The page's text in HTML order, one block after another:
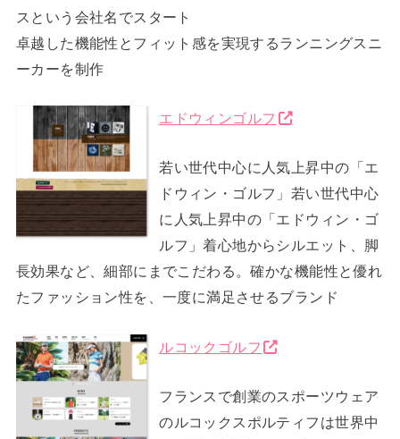
スという会社名でスタート
卓越した機能性とフィット感を実現するランニングスニ
ーカーを制作
エドウィンゴルフ
若い世代中心に人気上昇中の「エ
ドウィン・ゴルフ」若い世代中心
に人気上昇中の「エドウィン・ゴ
ルフ」着心地からシルエット、脚
長効果など、細部にまでこだわる。確かな機能性と優れ
たファッション性を、一度に満足させるブランド
ルコックゴルフ
フランスで創業のスポーツウェア
のルコックスポルティフは世界中